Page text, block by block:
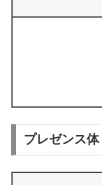
プレゼンス体